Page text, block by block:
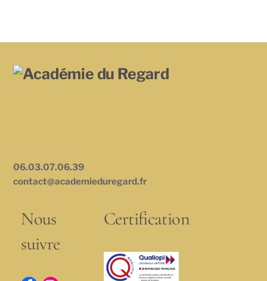
06.03.07.06.39
contact@academieduregard.fr
Nous
suivre
Certification